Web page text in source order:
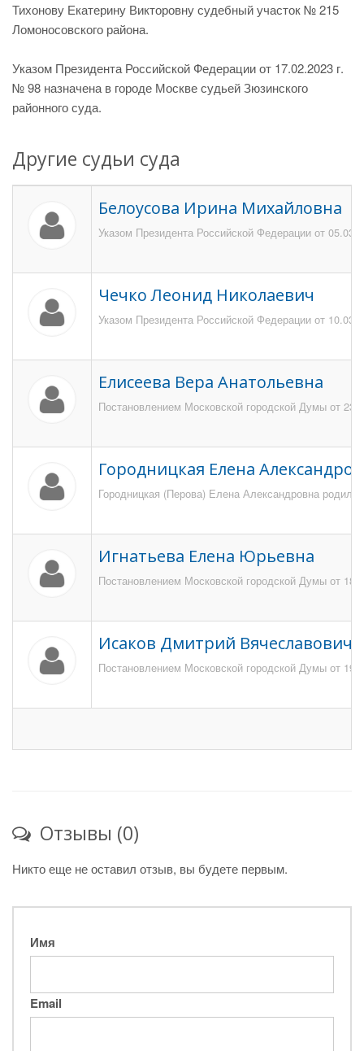
Тихонову Екатерину Викторовну судебный участок № 215
Ломоносовского района.
Указом Президента Российской Федерации от 17.02.2023 г.
№ 98 назначена в городе Москве судьей Зюзинского
районного суда.
Другие судьи суда
Белоусова Ирина Михайловна
Указом Президента Российской Федерации от
Чечко Леонид Николаевич
Указом Президента Российской Федерации от
Елисеева Вера Анатольевна
Постановлением Московской городской Думы от
Городницкая Елена
Городницкая (Перова) Елена Александровна
Игнатьева Елена Юрьевна
Постановлением Московской городской Думы от 18
Исаков Дмитрий Вячеславович
Постановлением Московской городской Думы от 19
Отзывы (0)
Никто еще не оставил отзыв, вы будете первым.
Имя
Email